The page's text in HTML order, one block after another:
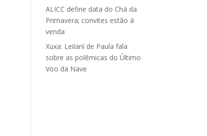
ALICC define data do Chá da
Primavera; convites estão à
venda
Xuxa: Leilaní de Paula fala
sobre as polêmicas do Último
Voo da Nave